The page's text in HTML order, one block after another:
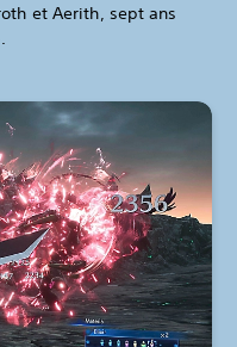
et Aerith, sept ans